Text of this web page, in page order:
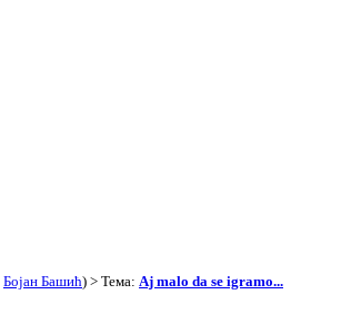
Бојан Башић) > Тема: Aj malo da se igramo...